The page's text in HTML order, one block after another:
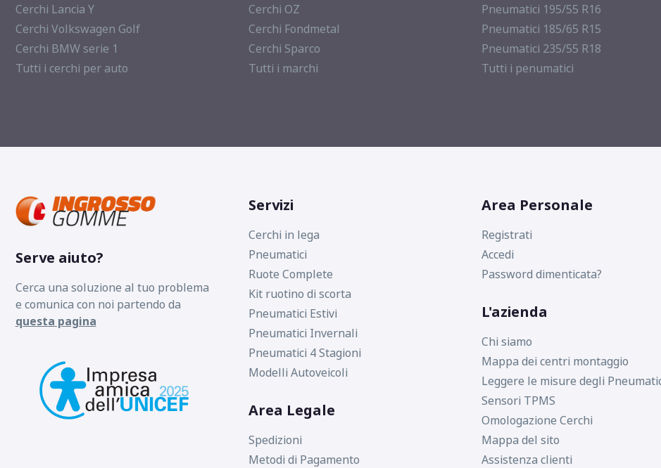
Cerchi Lancia Y
Cerchi Volkswagen Golf
Cerchi BMW serie 1
Tutti i cerchi per auto
Cerchi OZ
Cerchi Fondmetal
Cerchi Sparco
Tutti i marchi
Pneumatici 195/55 R16
Pneumatici 185/65 R15
Pneumatici 235/55 R18
Tutti i penumatici
Serve aiuto?
Cerca una soluzione al tuo problema
e comunica con noi partendo da
questa pagina
Servizi
Cerchi in lega
Pneumatici
Ruote Complete
Kit ruotino di scorta
Pneumatici Estivi
Pneumatici Invernali
Pneumatici 4 Stagioni
Modelli Autoveicoli
Area Legale
Spedizioni
Metodi di Pagamento
Area Personale
Registrati
Accedi
Password dimenticata?
L'azienda
Chi siamo
Mappa dei centri montaggio
Leggere le misure degli
Sensori TPMS
Omologazione Cerchi
Mappa del sito
Assistenza clienti